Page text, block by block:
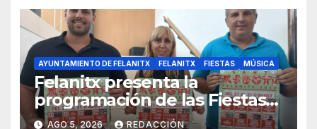
AYUNTAMIENTO DE FELANITX FELANITX FIESTAS MÚSICA
Felanitx presenta la
programación de las Fiestas
de Sant Agustí 2026 con diez
AGO 5, 2026 REDACCIÓN